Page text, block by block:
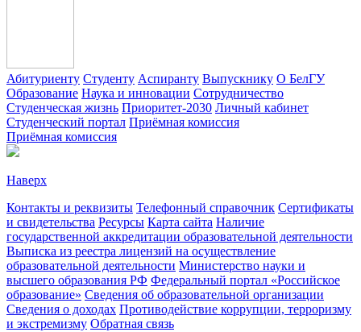
Абитуриенту Студенту Аспиранту Выпускнику О БелГУ
Образование Наука и инновации Сотрудничество
Студенческая жизнь Приоритет-2030 Личный кабинет
Студенческий портал Приёмная комиссия
Приёмная комиссия
Наверх
Контакты и реквизиты Телефонный справочник Сертификаты
и свидетельства Ресурсы Карта сайта Наличие
государственной аккредитации образовательной деятельности
Выписка из реестра лицензий на осуществление
образовательной деятельности Министерствo науки и
высшего образования РФ Федеральный портал «Российское
образование» Сведения об образовательной организации
Сведения о доходах Противодействие коррупции, терроризму
и экстремизму Обратная связь